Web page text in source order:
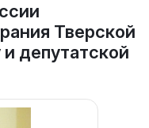
Тверской
депутатской